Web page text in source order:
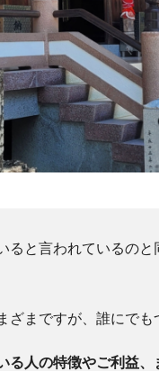
ると言われているの
まですが、誰にでも
る人の特徴やご利益